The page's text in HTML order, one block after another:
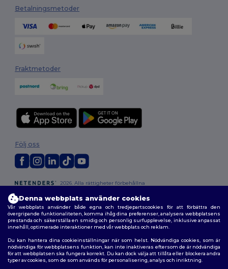
Betalningsmetoder
Fraktmetoder
2026. Alla rättigheter förbehållna
|Karta över webbplatsen
Följ oss
Denna webbplats använder cookies
Vår webbplats använder både egna och tredjepartscookies för att förbättra den
övergripande funktionaliteten, komma ihåg dina preferenser, analysera webbplatsens
prestanda och säkerställa en smidig och personlig surfupplevelse, inklusive anpassat
innehåll, optimerade interaktioner med vår webbplats och reklam.
Du kan hantera dina cookieinställningar när som helst. Nödvändiga cookies, som är
nödvändiga för webbplatsens funktion, kan inte inaktiveras eftersom de är nödvändiga
för att webbplatsen ska fungera korrekt. Du kan dock välja att tillåta eller blockera andra
typer av cookies, som de som används för personalisering, analys och inriktning.